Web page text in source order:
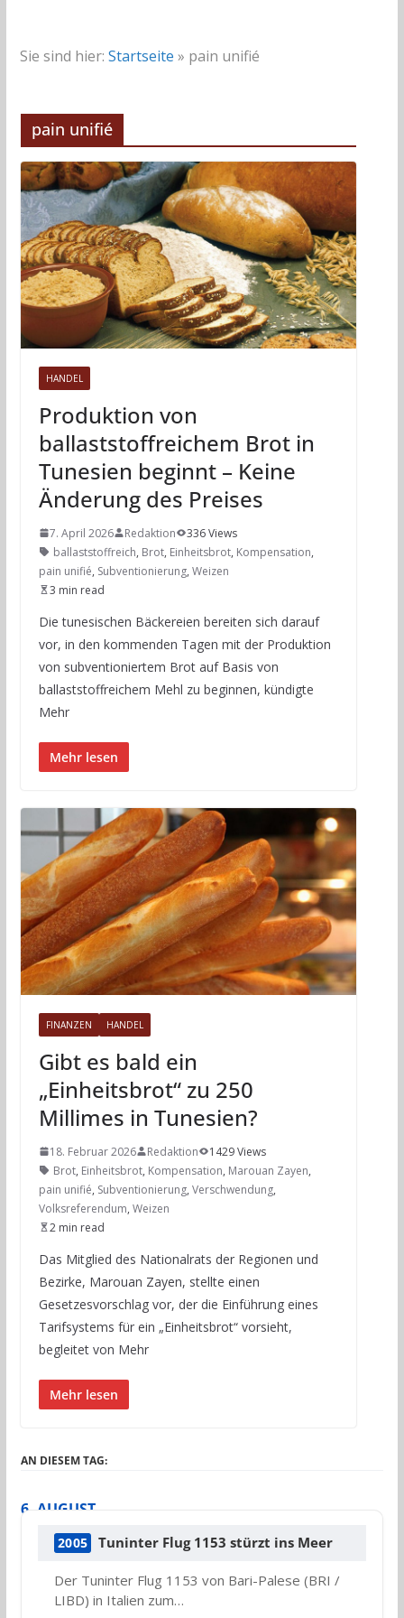
Sie sind hier: Startseite » pain unifié
pain unifié
HANDEL
Produktion von
ballaststoffreichem Brot in
Tunesien beginnt – Keine
Änderung des Preises
7. April 2026 Redaktion
336 Views
ballaststoffreich, Brot, Einheitsbrot, Kompensation,
pain unifié, Subventionierung, Weizen
3 min read
Die tunesischen Bäckereien bereiten sich darauf
vor, in den kommenden Tagen mit der Produktion
von subventioniertem Brot auf Basis von
ballaststoffreichem Mehl zu beginnen, kündigte
Mehr
Mehr lesen
FINANZEN HANDEL
Gibt es bald ein
„Einheitsbrot“ zu 250
Millimes in Tunesien?
18. Februar 2026 Redaktion
1429 Views
Brot, Einheitsbrot, Kompensation, Marouan Zayen,
pain unifié, Subventionierung, Verschwendung,
Volksreferendum, Weizen
2 min read
Das Mitglied des Nationalrats der Regionen und
Bezirke, Marouan Zayen, stellte einen
Gesetzesvorschlag vor, der die Einführung eines
Tarifsystems für ein „Einheitsbrot“ vorsieht,
begleitet von Mehr
Mehr lesen
AN DIESEM TAG:
6. AUGUST
2005 Tuninter Flug 1153 stürzt ins Meer
Der Tuninter Flug 1153 von Bari-Palese (BRI /
LIBD) in Italien zum…